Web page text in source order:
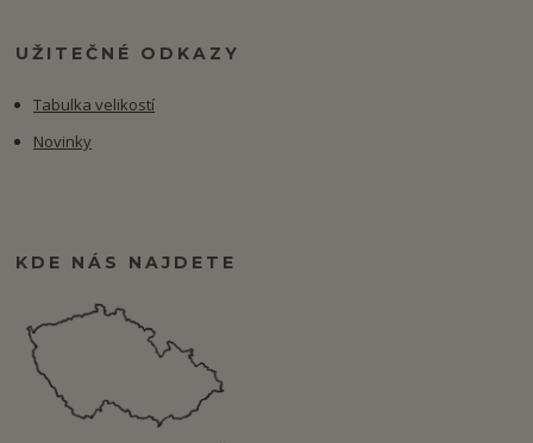
UŽITEČNÉ ODKAZY
Tabulka velikostí
Novinky
KDE NÁS NAJDETE